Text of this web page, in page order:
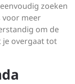
zoeken
voor meer
om de
je overgaat tot